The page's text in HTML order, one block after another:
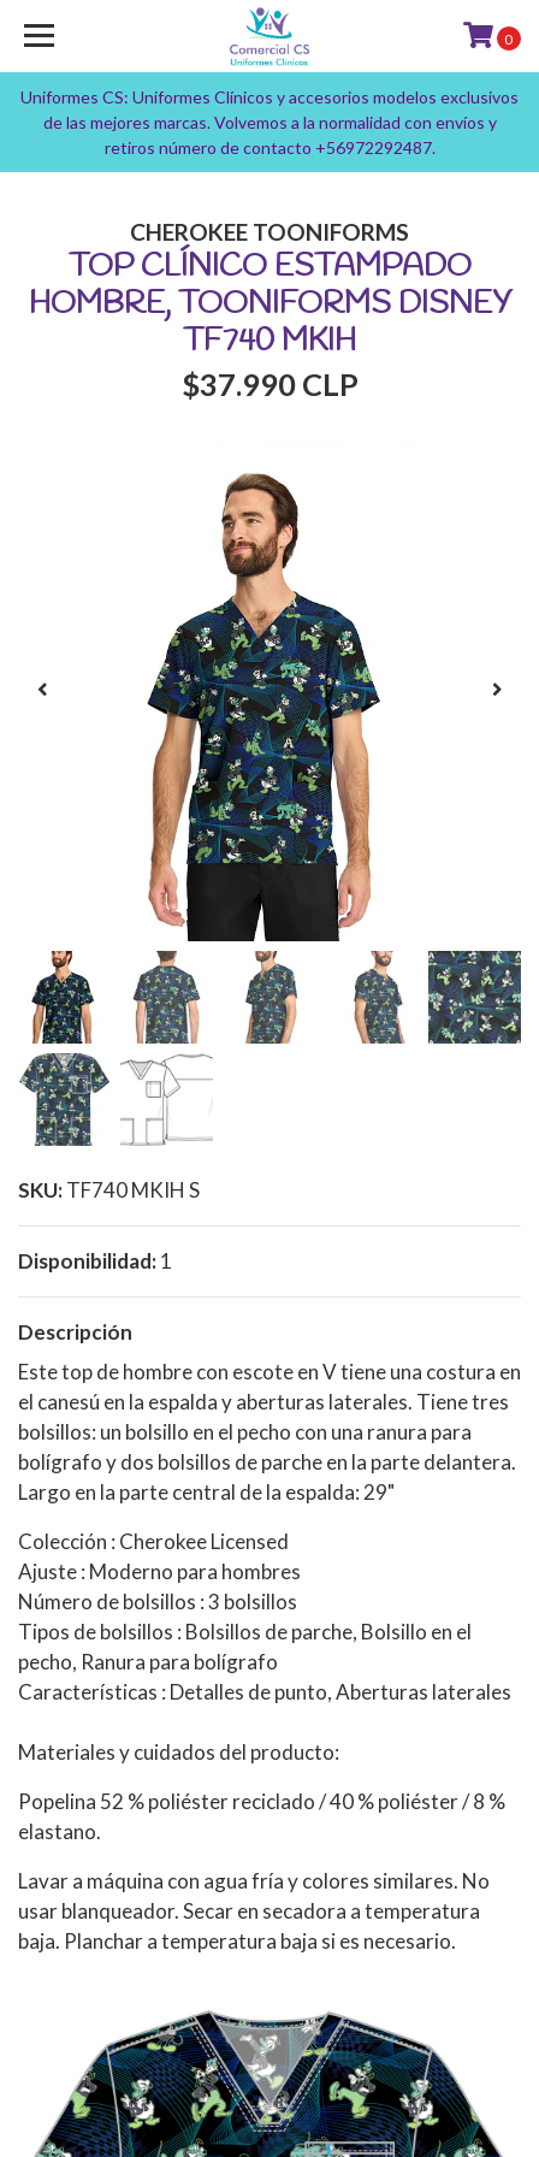
Uniformes CS: Uniformes Clínicos y accesorios modelos exclusivos
de las mejores marcas. Volvemos a la normalidad con envíos y
retiros número de contacto +56972292487.
0
CHEROKEE TOONIFORMS
TOP CLÍNICO ESTAMPADO
HOMBRE, TOONIFORMS DISNEY
TF740 MKIH
$37.990 CLP
SKU:TF740 MKIH S
Disponibilidad:1
Descripción
Este top de hombre con escote en V tiene una costura en
el canesú en la espalda y aberturas laterales. Tiene tres
bolsillos: un bolsillo en el pecho con una ranura para
bolígrafo y dos bolsillos de parche en la parte delantera.
Largo en la parte central de la espalda: 29"
Colección : Cherokee Licensed
Ajuste : Moderno para hombres
Número de bolsillos : 3 bolsillos
Tipos de bolsillos : Bolsillos de parche, Bolsillo en el
pecho, Ranura para bolígrafo
Características : Detalles de punto, Aberturas laterales
Materiales y cuidados del producto:
Popelina 52 % poliéster reciclado / 40 % poliéster / 8 %
elastano.
Lavar a máquina con agua fría y colores similares. No
usar blanqueador. Secar en secadora a temperatura
baja. Planchar a temperatura baja si es necesario.